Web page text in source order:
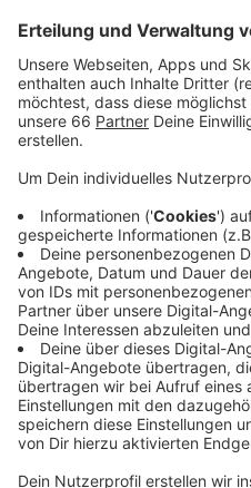
Verspätungen kommen.
https://
einzelansicht/pld/abriss-
lohweg-am-
https://
Anzeige
Anzeige